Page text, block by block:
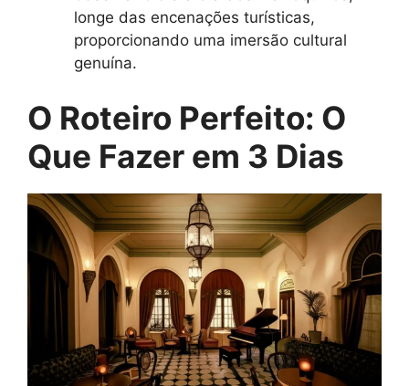
longe das encenações turísticas,
proporcionando uma imersão cultural
genuína.
O Roteiro Perfeito: O
Que Fazer em 3 Dias